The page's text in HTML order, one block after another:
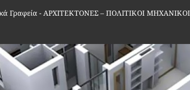
Γραφεία - ΑΡΧΙΤΕΚΤΟΝΕΣ – ΠΟΛΙΤΙΚΟΙ